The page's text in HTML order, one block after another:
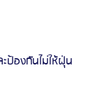
ป้องกันไม่ให้ฝุ่น